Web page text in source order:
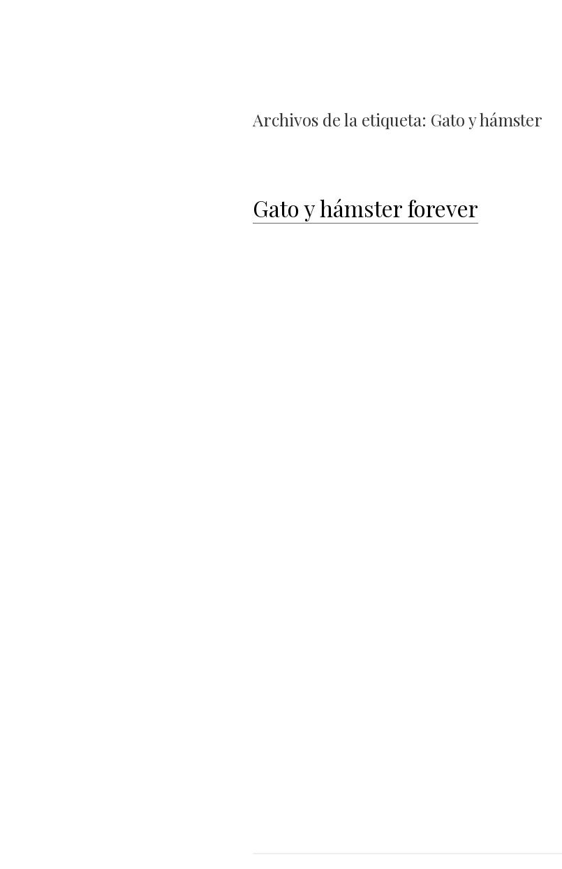
Archivos de la etiqueta: Gato y hámster
Gato y hámster forever